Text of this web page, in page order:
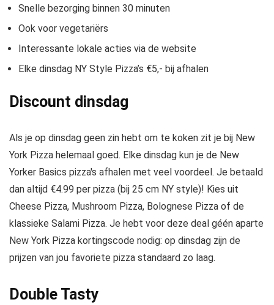
Snelle bezorging binnen 30 minuten
Ook voor vegetariërs
Interessante lokale acties via de website
Elke dinsdag NY Style Pizza’s €5,- bij afhalen
Discount dinsdag
Als je op dinsdag geen zin hebt om te koken zit je bij New
York Pizza helemaal goed. Elke dinsdag kun je de New
Yorker Basics pizza's afhalen met veel voordeel. Je betaald
dan altijd €4.99 per pizza (bij 25 cm NY style)! Kies uit
Cheese Pizza, Mushroom Pizza, Bolognese Pizza of de
klassieke Salami Pizza. Je hebt voor deze deal géén aparte
New York Pizza kortingscode nodig: op dinsdag zijn de
prijzen van jou favoriete pizza standaard zo laag.
Double Tasty